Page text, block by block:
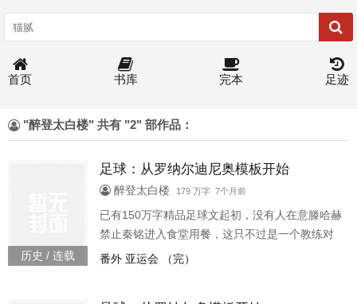
首页 书库 完本 足迹
"醉登太白楼" 共有 "2" 部作品：
历史 / 连载
足球：从罗纳尔迪尼奥模板开始
醉登太白楼 179 万字 7个月前
已有150万字精品足球文起初，没有人在意滕哈赫
禁止秦铭进入食堂用餐，这只不过是一个教练对
球员的压迫足球从罗纳尔迪尼奥模板开始195260
番外 亚运会 （完）